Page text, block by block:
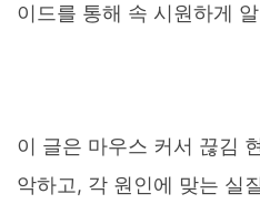
이드를 통해 속 시원하게
이 글은 마우스 커서 끊김
악하고, 각 원인에 맞는 실